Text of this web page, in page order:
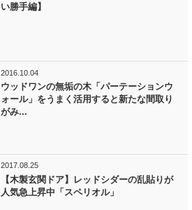
い勝手編】
2016.10.04
ウッドワンの無垢の木「パーテーションウ
ォール」をうまく活用すると新たな間取り
がみ...
2017.08.25
【木製玄関ドア】レッドシダーの乱貼りが
人気急上昇中「スペリオル」